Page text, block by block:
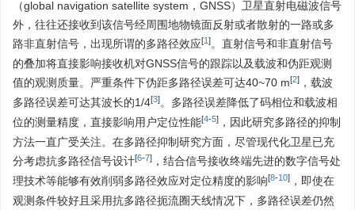
（global navigation satellite system，GNSS）卫星直射电磁波信号
外，往往还接收到该信号经周围地物镜面反射或者散射的一路或多
路非直射信号，出现所谓的多路径效应[1]。直射信号和非直射信号
的叠加将直接影响接收机对GNSS信号的跟踪以及载波和伪距观测
值的观测质量。严重条件下伪距多路径误差可达40~70 m[2] ，载波
多路径误差可达其波长的1/4[3]。多路径误差降低了码相位和载波相
位的测量精度，直接影响用户定位性能[4-5] ，因此研究多路径的抑制
方法一直广受关注。在多路径抑制研究方面，尽管现代化卫星已充
分考虑抗多路径信号设计[6-7] ，结合信号接收终端先进的数字信号处
理技术等能够有效削弱多路径效应对定位精度的影响[8-10] ，即使在
观测条件较好且采用抗多路径扼流圈天线情况下，多路径误差仍然